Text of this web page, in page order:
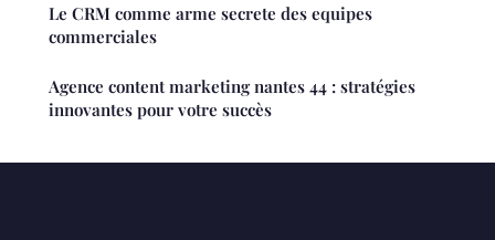
Le CRM comme arme secrete des equipes
commerciales
Agence content marketing nantes 44 : stratégies
innovantes pour votre succès